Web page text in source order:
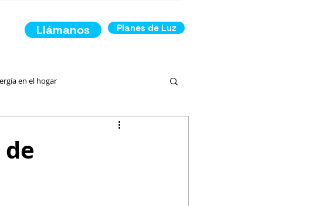
Llámanos Planes de Luz
en el hogar